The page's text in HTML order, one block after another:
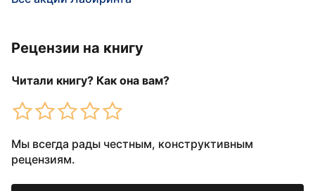
Рецензии на книгу
Читали книгу? Как она вам?
Мы всегда рады честным, конструктивным
рецензиям.